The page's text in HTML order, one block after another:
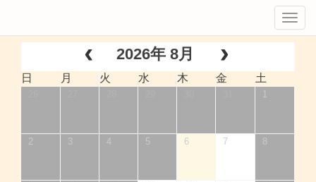
2026年 8月
日 月 火 水 木 金 土
1
2 3 4 5 6 7 8